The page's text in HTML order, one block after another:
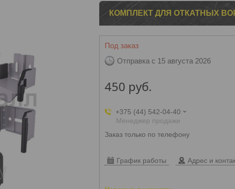
КОМПЛЕКТ ДЛЯ ОТКАТНЫХ
Под заказ
Отправка с 15 августа 2026
450 руб.
+375 (44) 542-04-40
Менеджер продажи
Заказ только по телефону
График работы Адрес и